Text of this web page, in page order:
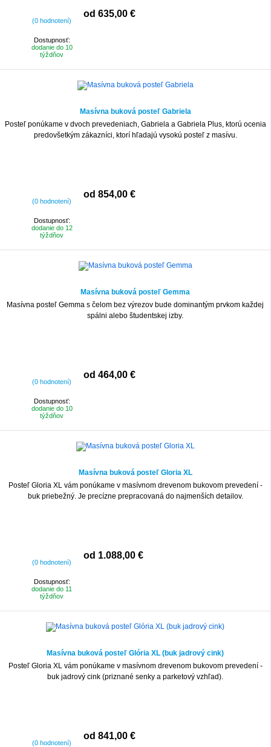
(0 hodnotení)
Dostupnosť:
dodanie do 10
týždňov
od 635,00 €
Masívna buková posteľ Gabriela
Posteľ ponúkame v dvoch prevedeniach, Gabriela a Gabriela Plus, ktorú ocenia
predovšetkým zákazníci, ktorí hľadajú vysokú posteľ z masívu.
(0 hodnotení)
Dostupnosť:
dodanie do 12
týždňov
od 854,00 €
Masívna buková posteľ Gemma
Masívna posteľ Gemma s čelom bez výrezov bude dominantým prvkom každej
spálni alebo študentskej izby.
(0 hodnotení)
Dostupnosť:
dodanie do 10
týždňov
od 464,00 €
Masívna buková posteľ Gloria XL
Posteľ Gloria XL vám ponúkame v masívnom drevenom bukovom prevedení -
buk priebežný. Je precízne prepracovaná do najmenších detailov.
(0 hodnotení)
Dostupnosť:
dodanie do 11
týždňov
od 1.088,00 €
Masívna buková posteľ Glória XL (buk jadrový cink)
Posteľ Gloria XL vám ponúkame v masívnom drevenom bukovom prevedení -
buk jadrový cink (priznané senky a parketový vzhľad).
(0 hodnotení)
od 841,00 €